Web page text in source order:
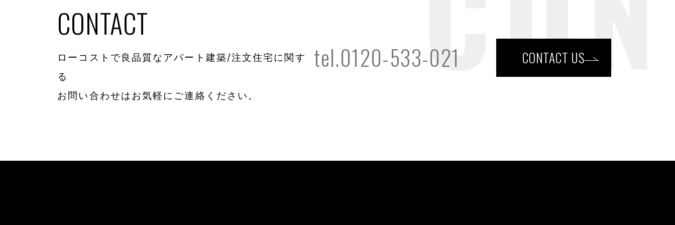
CONTACT
ローコストで良品質なアパート建築/注文住宅に関す
る
お問い合わせはお気軽にご連絡ください。
tel.0120-533-021 CONTACT US